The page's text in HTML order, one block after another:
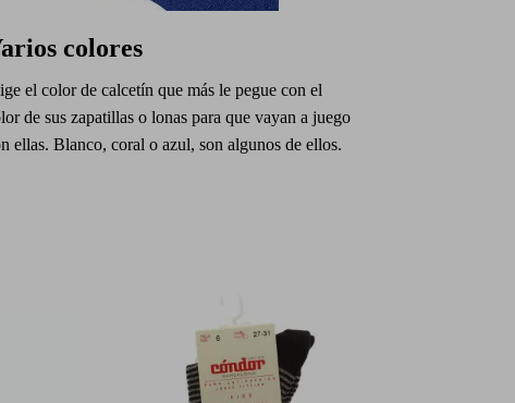
colores
el color de calcetín que más le pegue con el
de sus zapatillas o lonas para que vayan a juego
ellas. Blanco, coral o azul, son algunos de ellos.